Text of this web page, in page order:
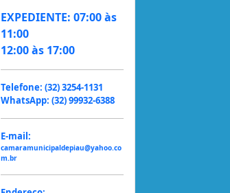
EXPEDIENTE: 07:00 às
11:00
12:00 às 17:00
Telefone: (32) 3254-1131
WhatsApp: (32) 99932-6388
E-mail:
camaramunicipaldepiau@yahoo.co
m.br